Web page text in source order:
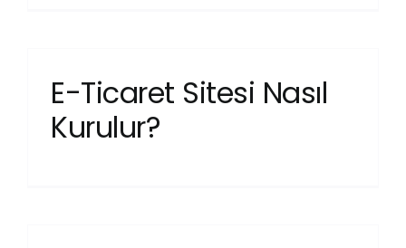
E-Ticaret Sitesi Nasıl
Kurulur?